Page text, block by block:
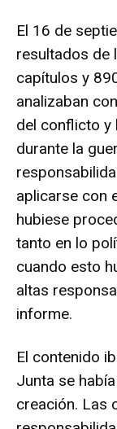
El 16 de
resultados de
capítulos y
analizaban
del conflicto y
durante la
aplicarse con
hubiese
tanto en lo
cuando esto
altas
informe.
El contenido
Junta se
creación. Las